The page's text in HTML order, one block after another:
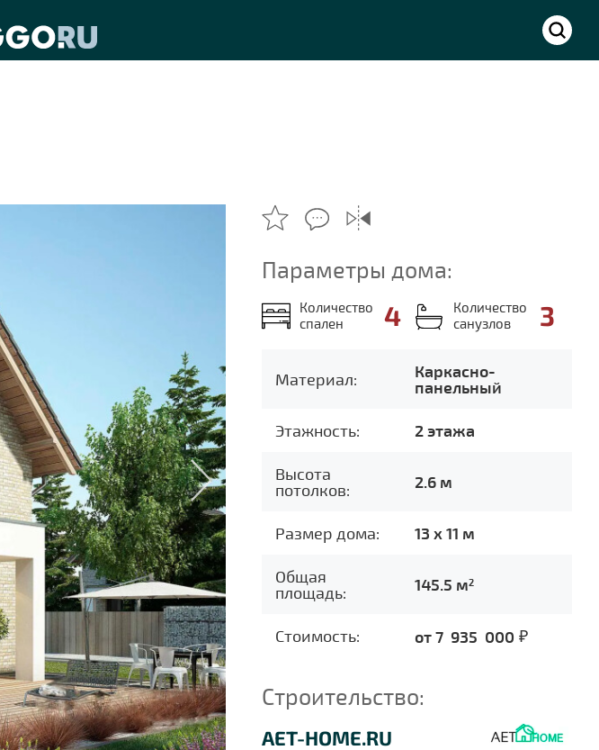
Параметры дома:
Количество
спален
4
Количество
санузлов
3
Материал:
Каркасно-
панельный
Этажность: 2 этажа
Высота
потолков:
2.6 м
Размер дома: 13 x 11 м
Общая
площадь:
145.5 м2
Стоимость: от 7 935 000
Строительство:
AET-HOME.RU